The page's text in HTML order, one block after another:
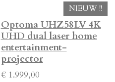
NIEUW !!
Optoma UHZ58LV 4K
UHD dual laser home
entertainment-
projector
€ 1.999,00